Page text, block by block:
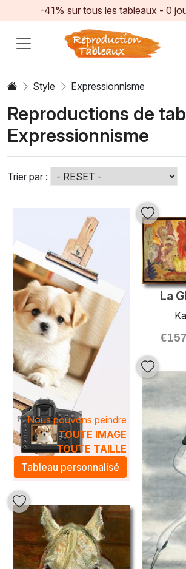
-41% sur tous les tableaux - 0
Style Expressionnisme
Reproductions de
Expressionnisme
Trier par :
Nous pouvons peindre
TOUTE IMAGE
TOUTE TAILLE
Tableau personnalisé
La
€